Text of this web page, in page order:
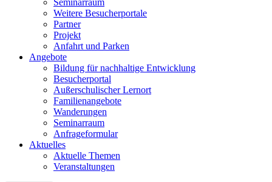
Seminarraum
Weitere Besucherportale
Partner
Projekt
Anfahrt und Parken
Angebote
Bildung für nachhaltige Entwicklung
Besucherportal
Außerschulischer Lernort
Familienangebote
Wanderungen
Seminarraum
Anfrageformular
Aktuelles
Aktuelle Themen
Veranstaltungen